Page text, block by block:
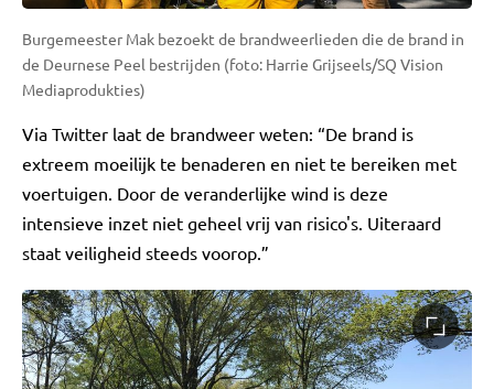
Burgemeester Mak bezoekt de brandweerlieden die de brand in
de Deurnese Peel bestrijden (foto: Harrie Grijseels/SQ Vision
Mediaprodukties)
Via Twitter laat de brandweer weten: “De brand is
extreem moeilijk te benaderen en niet te bereiken met
voertuigen. Door de veranderlijke wind is deze
intensieve inzet niet geheel vrij van risico's. Uiteraard
staat veiligheid steeds voorop.”